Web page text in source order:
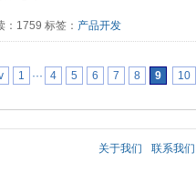
1759 标签： 产品开发
1 ··· 4 5 6 7 8 9 10
关于我们 联系我们